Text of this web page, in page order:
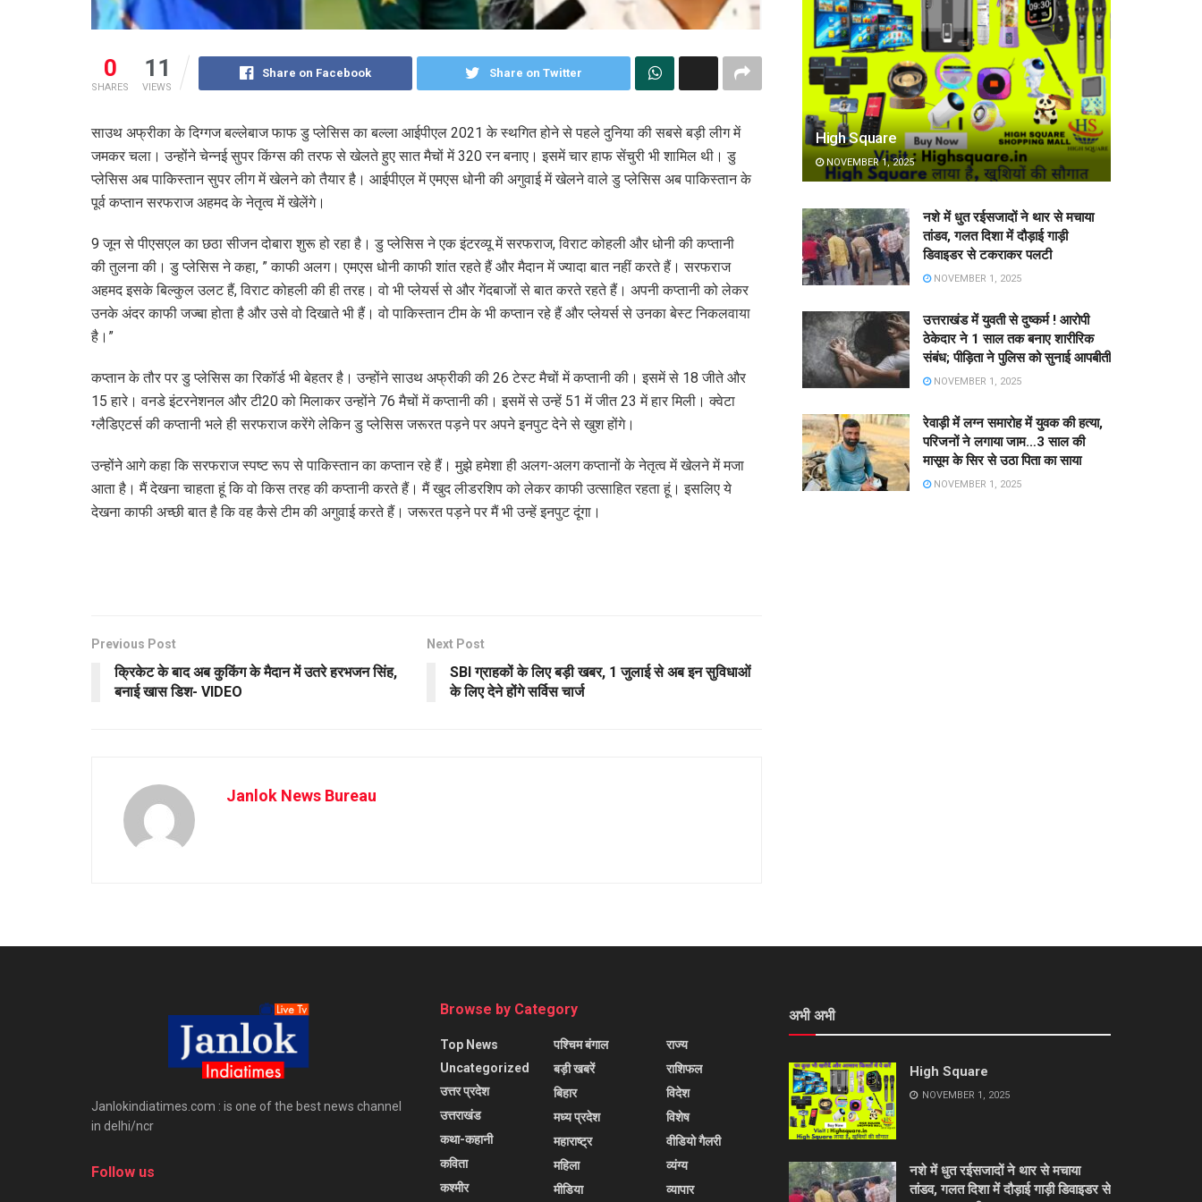
0
SHARES
11
VIEWS
Share on Facebook Share on Twitter
साउथ अफ्रीका के दिग्गज बल्लेबाज फाफ डु प्लेसिस का बल्ला आईपीएल 2021 के स्थगित होने से पहले दुनिया की सबसे बड़ी लीग में
जमकर चला। उन्होंने चेन्नई सुपर किंग्स की तरफ से खेलते हुए सात मैचों में 320 रन बनाए। इसमें चार हाफ सेंचुरी भी शामिल थी। डु
प्लेसिस अब पाकिस्तान सुपर लीग में खेलने को तैयार है। आईपीएल में एमएस धोनी की अगुवाई में खेलने वाले डु प्लेसिस अब पाकिस्तान के
पूर्व कप्तान सरफराज अहमद के नेतृत्व में खेलेंगे।
9 जून से पीएसएल का छठा सीजन दोबारा शुरू हो रहा है। डु प्लेसिस ने एक इंटरव्यू में सरफराज, विराट कोहली और धोनी की कप्तानी
की तुलना की। डु प्लेसिस ने कहा, ” काफी अलग। एमएस धोनी काफी शांत रहते हैं और मैदान में ज्यादा बात नहीं करते हैं। सरफराज
अहमद इसके बिल्कुल उलट हैं, विराट कोहली की ही तरह। वो भी प्लेयर्स से और गेंदबाजों से बात करते रहते हैं। अपनी कप्तानी को लेकर
उनके अंदर काफी जज्बा होता है और उसे वो दिखाते भी हैं। वो पाकिस्तान टीम के भी कप्तान रहे हैं और प्लेयर्स से उनका बेस्ट निकलवाया
है।”
कप्तान के तौर पर डु प्लेसिस का रिकॉर्ड भी बेहतर है। उन्होंने साउथ अफ्रीकी की 26 टेस्ट मैचों में कप्तानी की। इसमें से 18 जीते और
15 हारे। वनडे इंटरनेशनल और टी20 को मिलाकर उन्होंने 76 मैचों में कप्तानी की। इसमें से उन्हें 51 में जीत 23 में हार मिली। क्वेटा
ग्लैडिएटर्स की कप्तानी भले ही सरफराज करेंगे लेकिन डु प्लेसिस जरूरत पड़ने पर अपने इनपुट देने से खुश होंगे।
उन्होंने आगे कहा कि सरफराज स्पष्ट रूप से पाकिस्तान का कप्तान रहे हैं। मुझे हमेशा ही अलग-अलग कप्तानों के नेतृत्व में खेलने में मजा
आता है। मैं देखना चाहता हूं कि वो किस तरह की कप्तानी करते हैं। मैं खुद लीडरशिप को लेकर काफी उत्साहित रहता हूं। इसलिए ये
देखना काफी अच्छी बात है कि वह कैसे टीम की अगुवाई करते हैं। जरूरत पड़ने पर मैं भी उन्हें इनपुट दूंगा।
Previous Post
क्रिकेट के बाद अब कुकिंग के मैदान में उतरे हरभजन सिंह,
बनाई खास डिश- VIDEO
Next Post
SBI ग्राहकों के लिए बड़ी खबर, 1 जुलाई से अब इन सुविधाओं
के लिए देने होंगे सर्विस चार्ज
Janlok News Bureau
High Square
NOVEMBER 1, 2025
नशे में धुत रईसजादों ने थार से मचाया
तांडव, गलत दिशा में दौड़ाई गाड़ी
डिवाइडर से टकराकर पलटी
NOVEMBER 1, 2025
उत्तराखंड में युवती से दुष्कर्म ! आरोपी
ठेकेदार ने 1 साल तक बनाए शारीरिक
संबंध; पीड़िता ने पुलिस को सुनाई आपबीती
NOVEMBER 1, 2025
रेवाड़ी में लग्न समारोह में युवक की हत्या,
परिजनों ने लगाया जाम…3 साल की
मासूम के सिर से उठा पिता का साया
NOVEMBER 1, 2025
Janlokindiatimes.com : is one of the best news channel
in delhi/ncr
Follow us
Browse by Category
Top News
Uncategorized
उत्तर प्रदेश
उत्तराखंड
कथा-कहानी
कविता
कश्मीर
पश्चिम बंगाल
बड़ी खबरें
बिहार
मध्य प्रदेश
महाराष्ट्र
महिला
मीडिया
राज्य
राशिफल
विदेश
विशेष
वीडियो गैलरी
व्यंग्य
व्यापार
अभी अभी
High Square
NOVEMBER 1, 2025
नशे में धुत रईसजादों ने थार से मचाया
तांडव, गलत दिशा में दौड़ाई गाड़ी डिवाइडर से